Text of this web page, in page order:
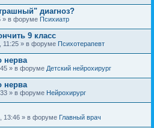
диагноз?
» в форуме Психиатр
9 класс
11:25 » в форуме Психотерапевт
нерва
» в форуме Детский нейрохирург
нерва
» в форуме Нейрохирург
13:46 » в форуме Главный врач